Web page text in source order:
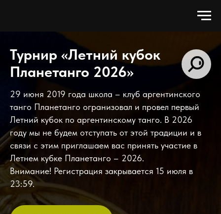
Турнир «Летний кубок
Планетанго 2026»
29 июня 2019 года школа – клуб аргентинского
танго Планетанго огранизовал и провел первый
Летний кубок по аргентинскому танго. В 2026
году мы не будем отступать от этой традиции и в
связи с этим приглашаем вас принять участие в
Летнем кубке Планетанго – 2026.
Внимание! Регистрация закрывается 15 июля в
23:59.